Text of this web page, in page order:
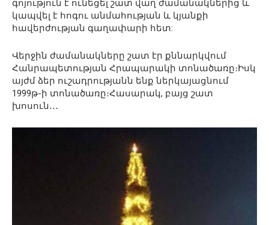
գոյություն է ունեցել շատ վաղ ժամանակներից և
կապվել է հոգու անմահության և կյանքի
հավերժության գաղափարի հետ:
Վերջին ժամանակները շատ էր քննարկվում
Հանրապետության Հրապարակի տոնածառը։Իսկ
այժմ ձեր ուշադրությանն ենք ներկայացնում
1999թ-ի տոնածառը։Հասարակ, բայց շատ
խոսուն․․․